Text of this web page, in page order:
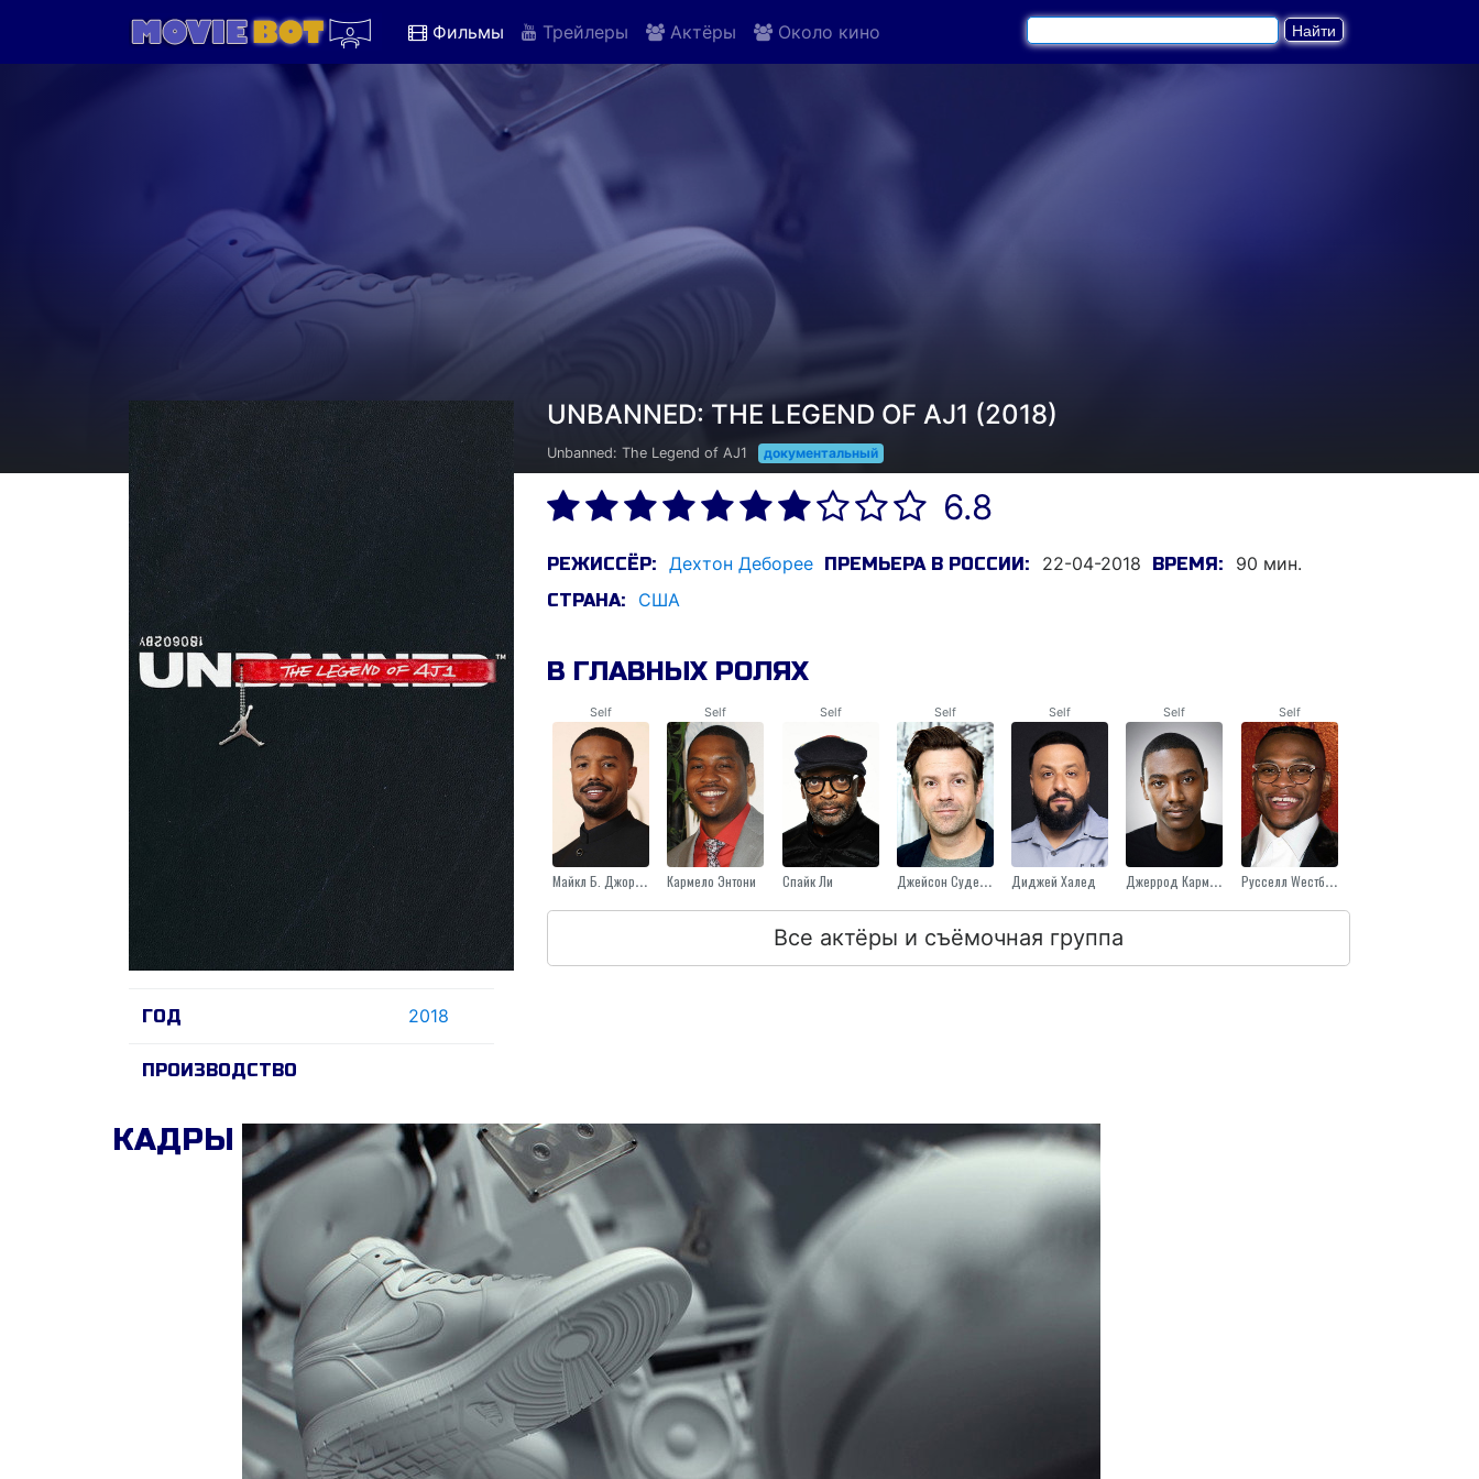
Фильмы Трейлеры Актёры Около кино
ГОД 2018
ПРОИЗВОДСТВО
UNBANNED: THE LEGEND OF AJ1 (2018)
Unbanned: The Legend of AJ1 документальный
6.8
РЕЖИССЁР: Деxтон Деборее ПРЕМЬЕРА В РОССИИ: 22-04-2018 ВРЕМЯ: 90 мин.
СТРАНА: США
В ГЛАВНЫХ РОЛЯХ
Self
Майкл Б. Джордан
Self
Кармело Энтони
Self
Спайк Ли
Self
Джейсон Судейкис
Self
Диджей Халед
Self
Джеррод Кармайкл
Self
Русселл Wестброок
Все актёры и съёмочная группа
КАДРЫ